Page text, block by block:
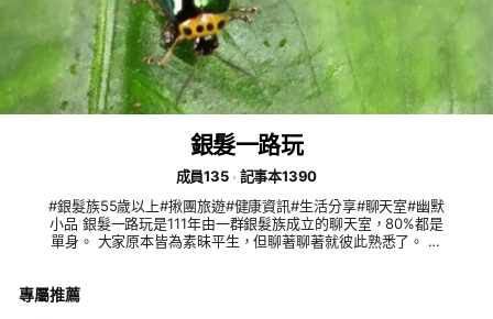
銀髮一路玩
成員135
記事本1390
#銀髮族55歲以上#揪團旅遊#健康資訊#生活分享#聊天室#幽默
小品 銀髮一路玩是111年由一群銀髮族成立的聊天室，80%都是
單身。 大家原本皆為素昧平生，但聊著聊著就彼此熟悉了。 這
的不老男女神、生意場上叱吒風雲的老將、為五斗鑽石折腰的上
專屬推薦